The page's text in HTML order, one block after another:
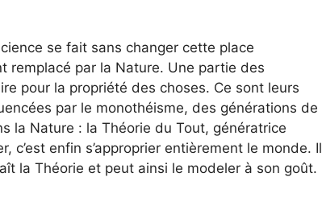
se fait sans changer cette place
remplacé par la Nature. Une partie des
pour la propriété des choses. Ce sont leurs
par le monothéisme, des générations de
la Nature : la Théorie du Tout, génératrice
enfin s’approprier entièrement le monde. Il
la Théorie et peut ainsi le modeler à son goût.